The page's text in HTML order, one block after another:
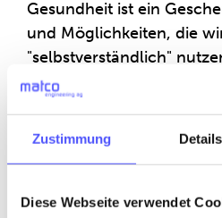
Zustimmung Details
Diese Webseite verwendet
Gesundheit ist ein
und Möglichkeiten, die
"selbstverständlich"
Menschen verwehrt.
Beeinträchtigungen und
leben und umgehen
Für diese Menschen